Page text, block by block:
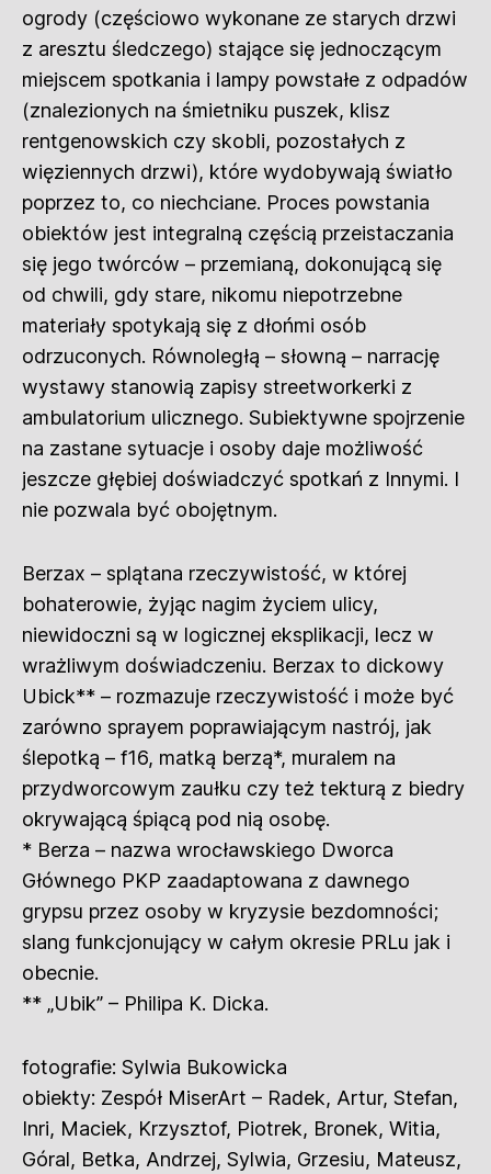
ogrody (częściowo wykonane ze starych drzwi
z aresztu śledczego) stające się jednoczącym
miejscem spotkania i lampy powstałe z odpadów
(znalezionych na śmietniku puszek, klisz
rentgenowskich czy skobli, pozostałych z
więziennych drzwi), które wydobywają światło
poprzez to, co niechciane. Proces powstania
obiektów jest integralną częścią przeistaczania
się jego twórców – przemianą, dokonującą się
od chwili, gdy stare, nikomu niepotrzebne
materiały spotykają się z dłońmi osób
odrzuconych. Równoległą – słowną – narrację
wystawy stanowią zapisy streetworkerki z
ambulatorium ulicznego. Subiektywne spojrzenie
na zastane sytuacje i osoby daje możliwość
jeszcze głębiej doświadczyć spotkań z Innymi. I
nie pozwala być obojętnym.
Berzax – splątana rzeczywistość, w której
bohaterowie, żyjąc nagim życiem ulicy,
niewidoczni są w logicznej eksplikacji, lecz w
wrażliwym doświadczeniu. Berzax to dickowy
Ubick** – rozmazuje rzeczywistość i może być
zarówno sprayem poprawiającym nastrój, jak
ślepotką – f16, matką berzą*, muralem na
przydworcowym zaułku czy też tekturą z biedry
okrywającą śpiącą pod nią osobę.
* Berza – nazwa wrocławskiego Dworca
Głównego PKP zaadaptowana z dawnego
grypsu przez osoby w kryzysie bezdomności;
slang funkcjonujący w całym okresie PRLu jak i
obecnie.
** „Ubik” – Philipa K. Dicka.
fotografie: Sylwia Bukowicka
obiekty: Zespół MiserArt – Radek, Artur, Stefan,
Inri, Maciek, Krzysztof, Piotrek, Bronek, Witia,
Góral, Betka, Andrzej, Sylwia, Grzesiu, Mateusz,